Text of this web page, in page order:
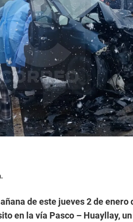
de este jueves 2 de enero
en la vía Pasco – Huayllay,